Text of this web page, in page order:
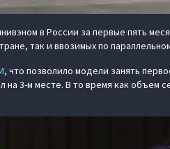
в России за первые пять
так и ввозимых по
, что позволило модели занять
на 3-м месте. В то время как объем